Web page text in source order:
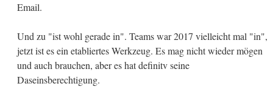
Email.
Und zu "ist wohl gerade in". Teams war 2017 vielleicht mal "in",
jetzt ist es ein etabliertes Werkzeug. Es mag nicht wieder mögen
und auch brauchen, aber es hat definitv seine
Daseinsberechtigung.